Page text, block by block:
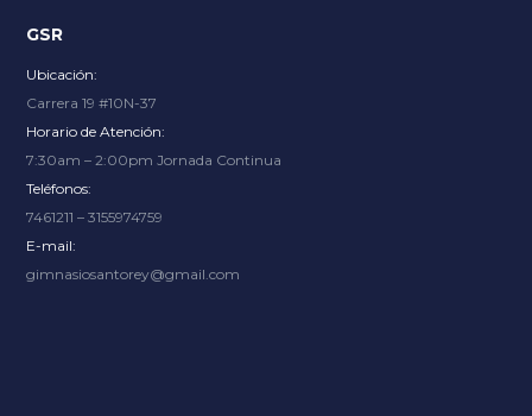
excitement.
GSR
Ubicación:
Carrera 19 #10N-37
Horario de Atención:
7:30am – 2:00pm Jornada Continua
Teléfonos:
7461211 – 3155974759
E-mail:
gimnasiosantorey@gmail.com